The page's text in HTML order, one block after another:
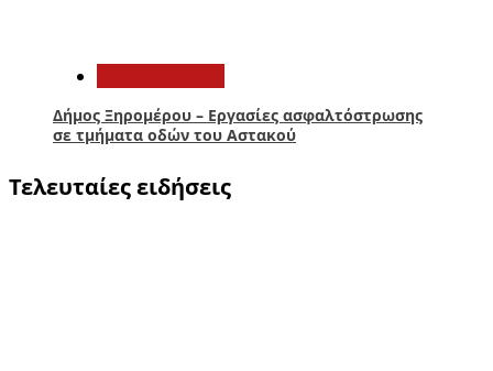
Δήμος Ξηρομέρου – Εργασίες ασφαλτόστρωσης
σε τμήματα οδών του Αστακού
Τελευταίες ειδήσεις